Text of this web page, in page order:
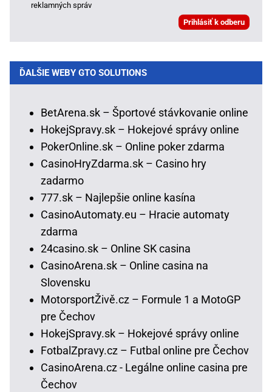
reklamných správ
ĎALŠIE WEBY GTO SOLUTIONS
BetArena.sk – Športové stávkovanie online
HokejSpravy.sk – Hokejové správy online
PokerOnline.sk – Online poker zdarma
CasinoHryZdarma.sk – Casino hry
zadarmo
777.sk – Najlepšie online kasína
CasinoAutomaty.eu – Hracie automaty
zdarma
24casino.sk – Online SK casina
CasinoArena.sk – Online casina na
Slovensku
MotorsportŽivě.cz – Formule 1 a MotoGP
pre Čechov
HokejSpravy.sk – Hokejové správy online
FotbalZpravy.cz – Futbal online pre Čechov
CasinoArena.cz - Legálne online casina pre
Čechov